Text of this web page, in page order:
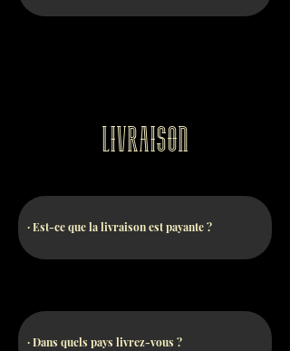
livraison
· Est-ce que la livraison est payante ?
· Dans quels pays livrez-vous ?